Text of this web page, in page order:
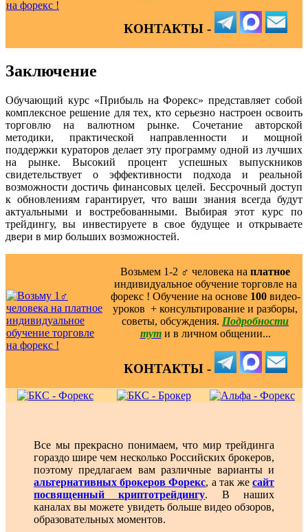
КОНТАКТЫ -
Заключение
Обучающий курс «Прибыль на Форекс» представляет собой
комплексное решение для тех, кто серьезно настроен освоить
торговлю на валютном рынке. Сочетание авторской
методики, практической направленности и мощной
поддержки кураторов делает эту программу одной из лучших
на рынке. Высокий процент успешных выпускников
свидетельствует о эффективности подхода и реальной
возможности достичь финансовых целей. Бессрочный доступ
к обновлениям гарантирует, что ваши знания всегда будут
актуальными и востребованными. Выбирая этот курс по
трейдингу, вы инвестируете в свое будущее и открываете
двери в мир больших возможностей.
Возьмем 1-2 ‍♂️ человека на платное
индивидуальное обучение торговле на
форекс ! Обучение на основе 100видео-
уроков ️ + консультирование и разборы,
советы, обсуждения. Подробности
тут и в личном общении...
КОНТАКТЫ -
Все мы прекрасно понимаем, что мир трейдинга
гораздо шире чем несколько Российских брокеров,
поэтому предлагаем вам различные варианты и
альтернативных брокеров Форекс, а так жесайт
посвященный криптотрейдингу. В наших
каналах вы можете увидеть больше видео обзоров,
образовательных моментов.